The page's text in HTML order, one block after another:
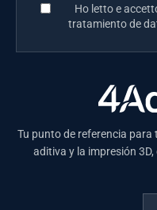
Ho letto e
tratamiento de
Tu punto de referencia
aditiva y la impresión